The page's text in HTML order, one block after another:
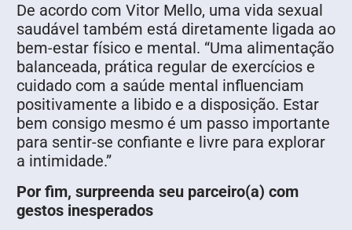
De acordo com Vitor Mello, uma vida sexual
saudável também está diretamente ligada ao
bem-estar físico e mental. “Uma alimentação
balanceada, prática regular de exercícios e
cuidado com a saúde mental influenciam
positivamente a libido e a disposição. Estar
bem consigo mesmo é um passo importante
para sentir-se confiante e livre para explorar
a intimidade.”
Por fim, surpreenda seu parceiro(a) com
gestos inesperados